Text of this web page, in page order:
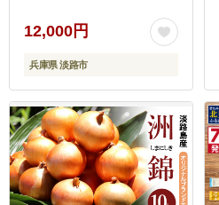
12,000円
兵庫県 淡路市